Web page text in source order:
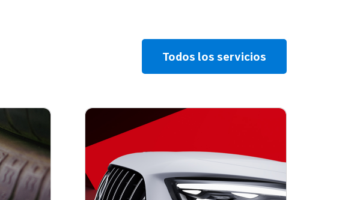
Todos los servicios